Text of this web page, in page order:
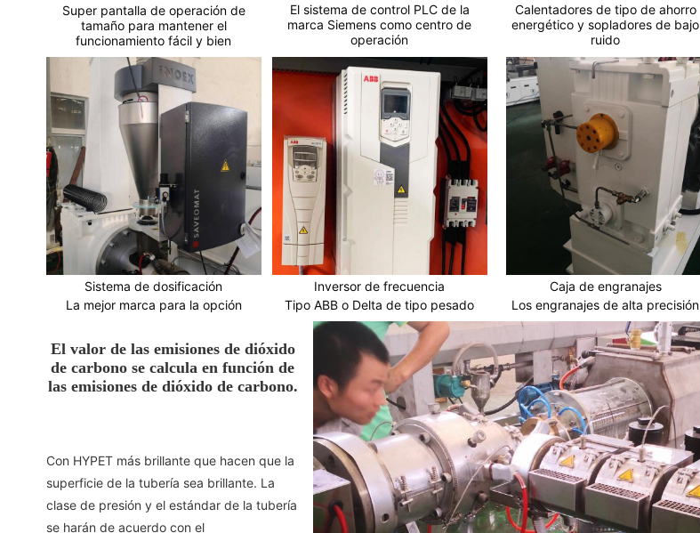
Super pantalla de operación de
tamaño para mantener el
funcionamiento fácil y bien
El sistema de control PLC de la
marca Siemens como centro de
operación
Calentadores de tipo de ahorro
energético y sopladores de bajo
ruido
Sistema de dosificación
La mejor marca para la opción
Inversor de frecuencia
Tipo ABB o Delta de tipo pesado
Caja de engranajes
Los engranajes de alta precisión
El valor de las emisiones de dióxido
de carbono se calcula en función de
las emisiones de dióxido de carbono.
Con HYPET más brillante que hacen que la
superficie de la tubería sea brillante. La
clase de presión y el estándar de la tubería
se harán de acuerdo con el